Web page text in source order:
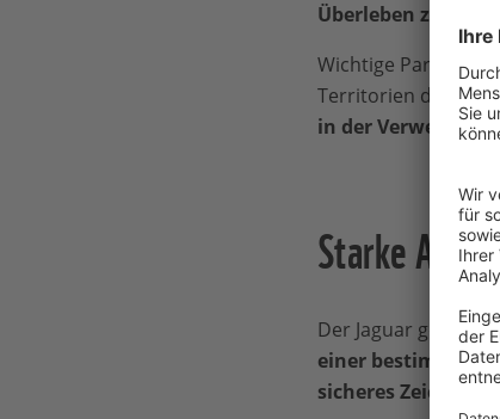
Überleben zu haben.
Wichtige Partner
Territorien die
in der
Starke
Der Jaguar gehört
einer bestimmten
sicheres Zeichen